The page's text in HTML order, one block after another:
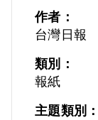
作者：
台灣日報
類別：
報紙
主題類別：